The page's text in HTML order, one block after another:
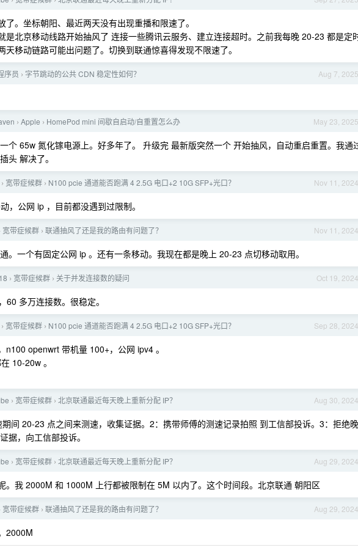
。坐标朝阳、最近两天没有出现重播和限速了。
是北京移动线路开始抽风了 连接一些腾讯云服务、建立连接超时。之前我每晚 20-23 都是定
天移动链路可能出问题了。切换到联通惊喜得发现不限速了。
Aug 7, 2025
序员 › 字节跳动的公共 CDN 稳定性如何？
May 23, 2025
› Apple › HomePod mini 间歇自启动/自重置怎么办
个 65w 氮化镓电源上。好多年了。 升级完 最新版突然一个 开始抽风，自动重启重置。我通
头 解决了。
Nov 11, 2024
› 宽带症候群 › N100 pcie 通道能否跑满 4 2.5G 电口+2 10G SFP+光口？
，公网 ip ，目前都没遇到过限制。
Nov 11, 2024
宽带症候群 › 联通抽风了还是我的路由有问题了？
。一个有固定公网 ip 。还有一条移动。我现在都是晚上 20-23 点切移动取用。
Oct 19, 2024
› 宽带症候群 › 关于并发连接数的疑问
多万连接数。很稳定。
Sep 28, 2024
› 宽带症候群 › N100 pcie 通道能否跑满 4 2.5G 电口+2 10G SFP+光口？
n100 openwrt 带机量 100+，公网 ipv4 。
10-20w 。
Aug 30, 2024
› 宽带症候群 › 北京联通最近每天晚上重新分配 IP？
间 20-23 点之间来测速，收集证据。2：携带师傅的测速记录拍照 到工信部投诉。3：拒绝晚
据，向工信部投诉。
Aug 29, 2024
› 宽带症候群 › 北京联通最近每天晚上重新分配 IP？
。我 2000M 和 1000M 上行都被限制在 5M 以内了。这个时间段。北京联通 朝阳区
Aug 29, 2024
宽带症候群 › 联通抽风了还是我的路由有问题了？
2000M